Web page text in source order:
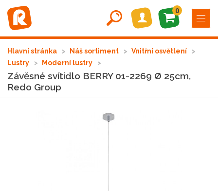
0
Hlavní stránka Náš sortiment
Vnitřní osvětlení
Lustry
Moderní lustry
Závěsné svítidlo BERRY 01-2269 Ø 25cm,
Redo Group